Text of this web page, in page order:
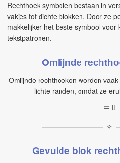
Rechthoek symbolen bestaan in
vakjes tot dichte blokken. Door ze
makkelijker het beste symbool voor
tekstpatronen.
Omlijnde
Omlijnde rechthoeken worden
lichte randen, omdat ze
▭ ▯
✧
Gevulde blok